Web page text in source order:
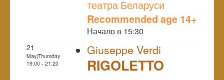
театра Беларуси
Recommended age 14+
Начало в 15:30
21
May|Thursday
19:00 - 21:20
Giuseppe Verdi
RIGOLETTO